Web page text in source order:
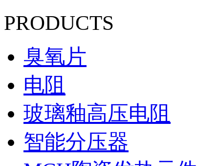
PRODUCTS
臭氧片
电阻
玻璃釉高压电阻
智能分压器